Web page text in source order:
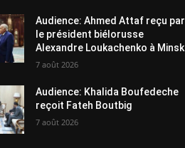
Audience: Ahmed Attaf reçu par
le président biélorusse
Alexandre Loukachenko à Minsk
7 août 2026
Audience: Khalida Boufedeche
reçoit Fateh Boutbig
7 août 2026